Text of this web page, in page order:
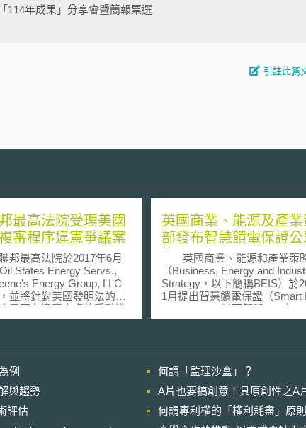
114年成果」分享會暨簡報票選
引註此篇
最高法院受理美國
審程序違憲爭議案
最高法院於2017年6月
States Energy Servs.,
Energy Group, LLC
並將針對美國發明法的專
是否有違憲之虞的爭點進
實上，自從2016年美國聯
用最寬廣合理解釋原則
reasonable interpretation
BRI）後，針對美國專利法
定美國專利複審程序之最
不可上訴條款，就已經突
英國商業、能源及產
部發布智慧饋電保證公
英國商業、能源和產業策
（Business, Energy and
Strategy，以下簡稱BEIS）於
1月提出智慧饋電保證（Smart
Guarantee，以下簡稱SEG）
保證下，BEIS將擬定一套不同
者議約，並將電力售予售電業
減輕英國政府預計於今年3月
制度所帶來之衝擊。 SEG重要之
內容包含： （1） SEG課予大型售電
業（用戶數大於25萬之售電業
例
何謂「監理沙盒」？
與趨勢
A片也要搞創意！具原創性之A
評估
何謂專利權的「權利耗盡」原